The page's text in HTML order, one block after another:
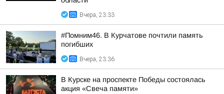
Вчера, 23:33
#Помним46. В Курчатове почтили память
погибших
Вчера, 23:36
В Курске на проспекте Победы состоялась
акция «Свеча памяти»